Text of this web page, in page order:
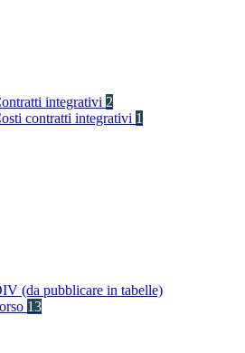
integrativi 2
contratti integrativi 1
(da pubblicare in tabelle)
13